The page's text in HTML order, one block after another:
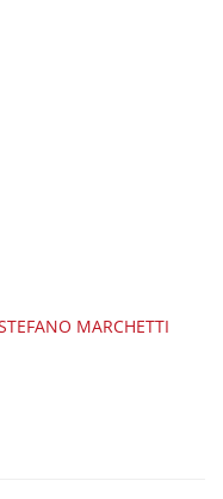
MARCHETTI